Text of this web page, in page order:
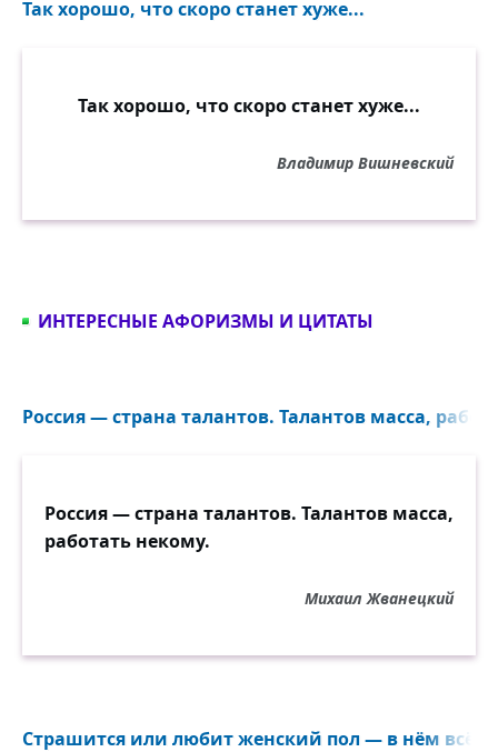
Так хорошо, что скоро станет хуже...
Так хорошо, что скоро станет хуже...
Владимир Вишневский
ИНТЕРЕСНЫЕ АФОРИЗМЫ И ЦИТАТЫ
Россия — страна талантов. Талантов масса,
Россия — страна талантов. Талантов масса,
работать некому.
Михаил Жванецкий
Страшится или любит женский пол — в нём всё